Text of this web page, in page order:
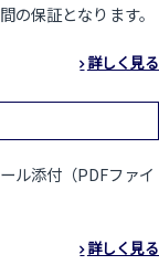
の保証となります。
詳しく見る
ル添付（PDFファイ
詳しく見る